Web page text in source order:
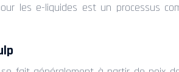
les e-liquides est un processus